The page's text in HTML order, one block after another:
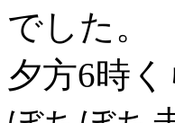
でした。
夕方6時